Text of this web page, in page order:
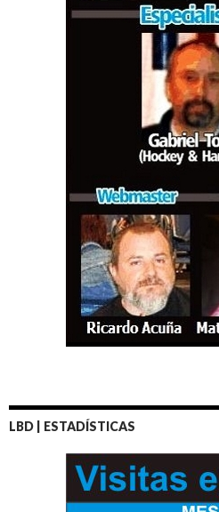
LBD | ESTADÍSTICAS